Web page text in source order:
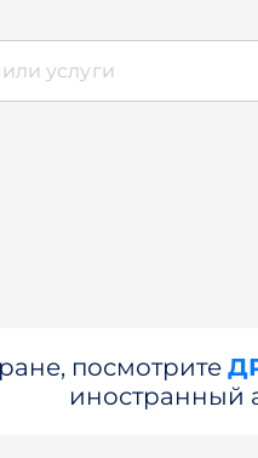
посмотрите
иностранный